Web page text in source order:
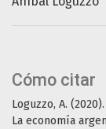
Cómo citar
Loguzzo, A.
La economía